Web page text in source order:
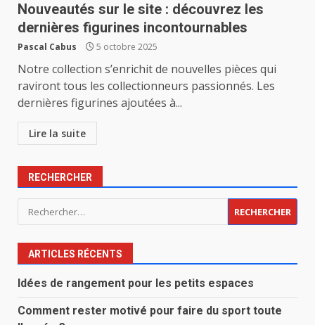
Nouveautés sur le site : découvrez les
dernières figurines incontournables
Pascal Cabus 5 octobre 2025
Notre collection s’enrichit de nouvelles pièces qui
raviront tous les collectionneurs passionnés. Les
dernières figurines ajoutées à...
Lire la suite
RECHERCHER
Rechercher :
ARTICLES RÉCENTS
Idées de rangement pour les petits espaces
Comment rester motivé pour faire du sport toute